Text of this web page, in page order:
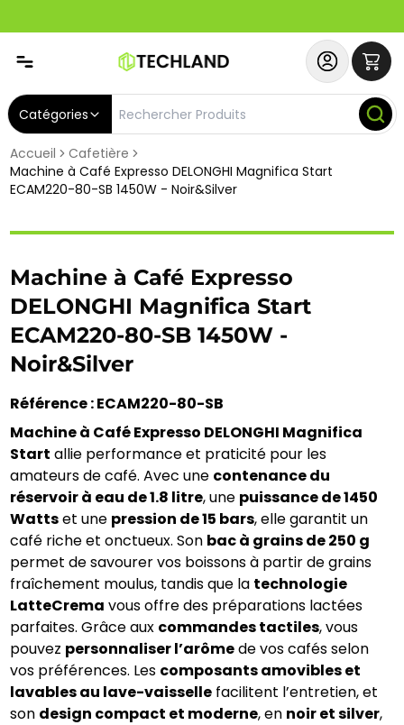
Catégories
Accueil
Cafetière
Machine à Café Expresso DELONGHI Magnifica Start
ECAM220-80-SB 1450W - Noir&Silver
Machine à Café Expresso
DELONGHI Magnifica Start
ECAM220-80-SB 1450W -
Noir&Silver
Référence : ECAM220-80-SB
Machine à Café Expresso DELONGHI Magnifica
Start allie performance et praticité pour les
amateurs de café. Avec une contenance du
réservoir à eau de 1.8 litre, une puissance de 1450
Watts et une pression de 15 bars, elle garantit un
café riche et onctueux. Son bac à grains de 250 g
permet de savourer vos boissons à partir de grains
fraîchement moulus, tandis que la technologie
LatteCrema vous offre des préparations lactées
parfaites. Grâce aux commandes tactiles, vous
pouvez personnaliser l’arôme de vos cafés selon
vos préférences. Les composants amovibles et
lavables au lave-vaisselle facilitent l’entretien, et
son design compact et moderne, en noir et silver,